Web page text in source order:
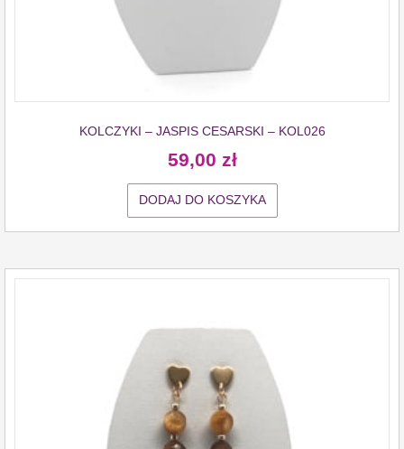
KOLCZYKI – JASPIS CESARSKI – KOL026
59,00 zł
DODAJ DO KOSZYKA